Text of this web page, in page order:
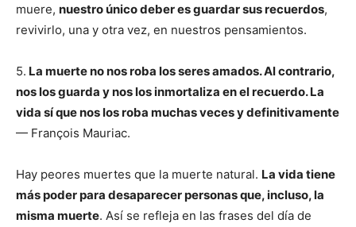
muere, nuestro único deber es guardar sus recuerdos,
revivirlo, una y otra vez, en nuestros pensamientos.
5. La muerte no nos roba los seres amados. Al contrario,
nos los guarda y nos los inmortaliza en el recuerdo. La
vida sí que nos los roba muchas veces y definitivamente
— François Mauriac.
Hay peores muertes que la muerte natural. La vida tiene
más poder para desaparecer personas que, incluso, la
misma muerte. Así se refleja en las frases del día de